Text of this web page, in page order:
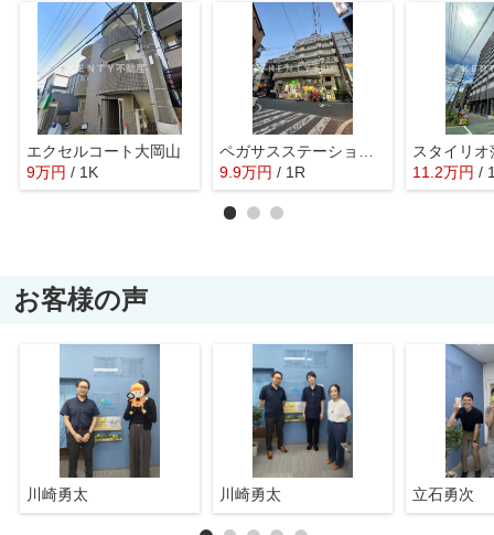
エクセルコート大岡山
9万円 / 1K
ペガサスステーションプラザ蒲田
9.9万円 / 1R
スタイリオ
11.2万円 /
お客様の声
川崎勇太 川崎勇太 立石勇次